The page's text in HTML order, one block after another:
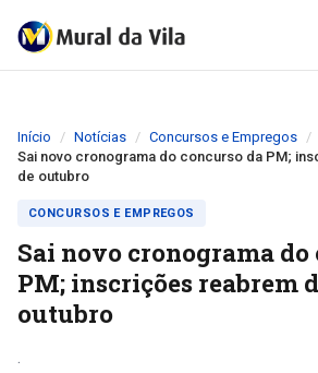
Início Notícias
Concursos e Empregos
Sai novo cronograma do concurso da PM;
de outubro
CONCURSOS E EMPREGOS
Sai novo cronograma do
PM; inscrições reabrem
outubro
.